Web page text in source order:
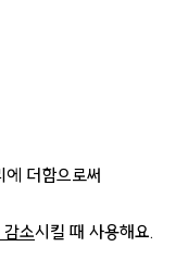
더함으로써
소시킬 때 사용해요.